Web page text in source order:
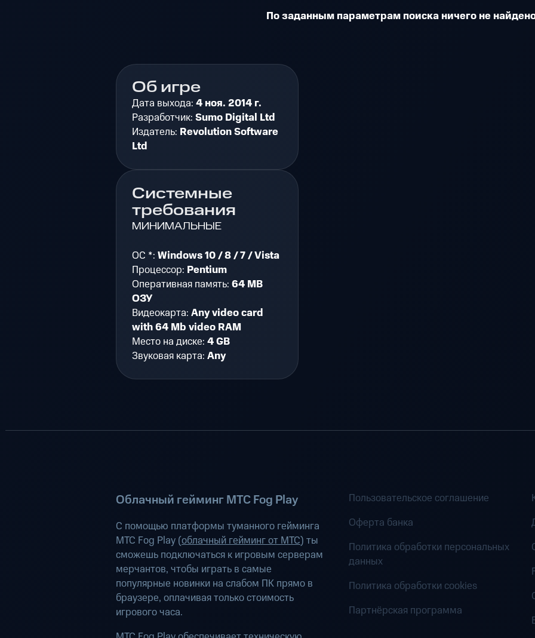
По заданным параметрам поиска ничего не
Об игре
Дата выхода: 4 ноя. 2014 г.
Разработчик: Sumo Digital Ltd
Издатель: Revolution Software
Ltd
Системные
требования
МИНИМАЛЬНЫЕ
ОС *: Windows 10 / 8 / 7 / Vista
Процессор: Pentium
Оперативная память: 64 MB
ОЗУ
Видеокарта: Any video card
with 64 Mb video RAM
Место на диске: 4 GB
Звуковая карта: Any
Облачный гейминг МТС Fog Play
С помощью платформы туманного гейминга
МТС Fog Play (облачный гейминг от МТС) ты
сможешь подключаться к игровым серверам
мерчантов, чтобы играть в самые
популярные новинки на слабом ПК прямо в
браузере, оплачивая только стоимость
игрового часа.
Пользовательское соглашение
Оферта банка
Политика обработки персональных
данных
Политика обработки cookies
Партнёрская программа